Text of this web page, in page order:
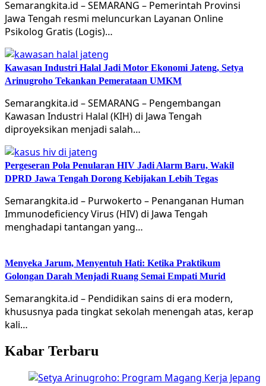
Semarangkita.id – SEMARANG – Pemerintah Provinsi
Jawa Tengah resmi meluncurkan Layanan Online
Psikolog Gratis (Logis)…
Kawasan Industri Halal Jadi Motor Ekonomi Jateng, Setya
Arinugroho Tekankan Pemerataan UMKM
Semarangkita.id – SEMARANG – Pengembangan
Kawasan Industri Halal (KIH) di Jawa Tengah
diproyeksikan menjadi salah…
Pergeseran Pola Penularan HIV Jadi Alarm Baru, Wakil
DPRD Jawa Tengah Dorong Kebijakan Lebih Tegas
Semarangkita.id – Purwokerto – Penanganan Human
Immunodeficiency Virus (HIV) di Jawa Tengah
menghadapi tantangan yang…
Menyeka Jarum, Menyentuh Hati: Ketika Praktikum
Golongan Darah Menjadi Ruang Semai Empati Murid
Semarangkita.id – Pendidikan sains di era modern,
khususnya pada tingkat sekolah menengah atas, kerap
kali…
Kabar Terbaru